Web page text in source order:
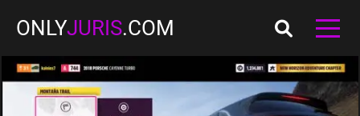
ONLYJURIS.COM